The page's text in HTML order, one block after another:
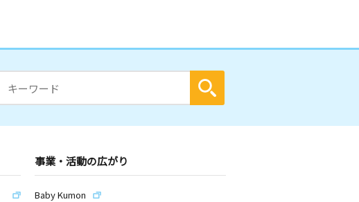
事業・活動の広がり
Baby Kumon